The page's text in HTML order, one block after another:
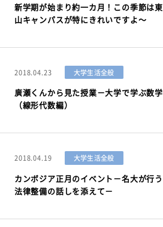
新学期が始まり約一カ月！この季節は東
山キャンパスが特にきれいですよ～
2018.04.23 大学生活全般
廣瀬くんから見た授業－大学で学ぶ数学
（線形代数編）
2018.04.19 大学生活全般
カンボジア正月のイベント－名大が行う
法律整備の話しを添えて－